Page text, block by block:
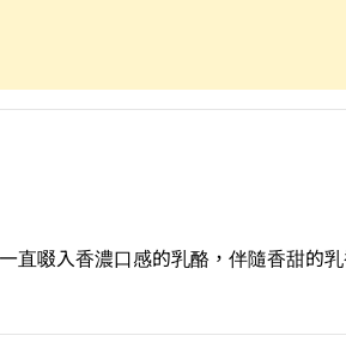
直啜入香濃口感的乳酪，伴隨香甜的